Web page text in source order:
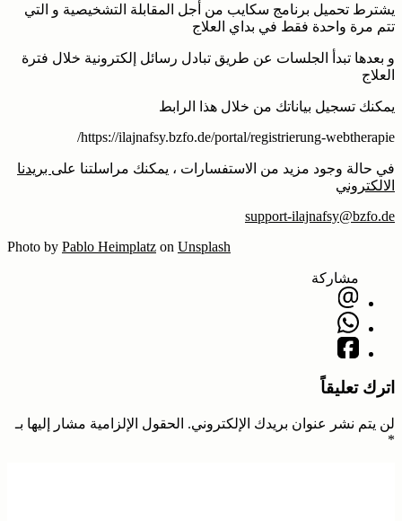
يشترط تحميل برنامج سكايب من أجل المقابلة التشخيصية و التي
تتم مرة واحدة فقط في بداي العلاج
و بعدها تبدأ الجلسات عن طريق تبادل رسائل إلكترونية خلال فترة
العلاج
يمكنك تسجيل بياناتك من خلال هذا الرابط
https://ilajnafsy.bzfo.de/portal/registrierung-webtherapie/
في حالة وجود مزيد من الاستفسارات ، يمكنك مراسلتنا على بريدنا
الالكتروني
support-ilajnafsy@bzfo.de
Photo by Pablo Heimplatz on Unsplash
مشاركة
اترك تعليقاً
لن يتم نشر عنوان بريدك الإلكتروني. الحقول الإلزامية مشار إليها بـ
*